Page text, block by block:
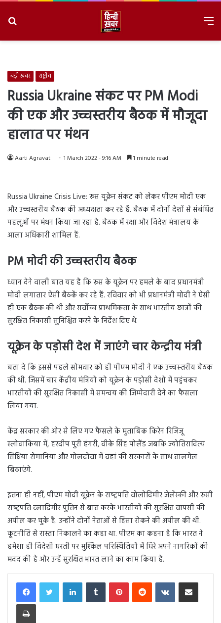
बड़ी ख़बर राष्ट्रीय
Russia Ukraine संकट पर PM Modi
की एक और उच्चस्तरीय बैठक में मौजूदा
हालात पर मंथन
Aarti Agravat 1 March 2022 - 9:16 AM 1 minute read
Russia Ukraine Crisis Live: रूस यूक्रेन संकट को लेकर पीएम मोदी एक
और उच्चस्तरीय बैठक की अध्यक्षता कर रहे हैं. बैठक में दोनों देशों से संबंधित
पहलूओं पर मंथन किया जा रहा है. बैठक में रक्षा और विदेश मंत्रालय के
आला अधिकारी शामिल हैं.
PM मोदी की उच्चस्तरीय बैठक
ध्यान देने वाली बात यह है कि रूस के यूक्रेन पर हमले के बाद प्रधानमंत्री
मोदी लगातार ऐसी बैठकें कर रहे हैं. रविवार को भी प्रधानमंत्री मोदी ने ऐसी
ही एक बैठक की थी और सर्वोच्च प्राथमिकता के साथ भारतीय छात्रों की
सुरक्षि‍त निकासी सुनिश्चित करने के निर्देश दिए थे.
यूक्रेन के पड़ोसी देश में जाएंगे चार केन्द्रीय मंत्री
बता दे कि इससे पहले सोमवार को ही पीएम मोदी ने एक उच्‍चस्‍तरीय बैठक
की थी. जिसमें चार केंद्रीय मंत्रियों को यूक्रेन के पड़ोसी देशों में पहुंचकर
भारतीयों की सुरक्षित निकासी में समन्वय की जिम्मेदारी देने का फैसला
लिया गया.
केंद्र सरकार की ओर से लिए गए फैसले के मुताबिक किरेन रिजिजू
स्लोवाकिया में, हरदीप पुरी हंगरी, वीके सिंह पोलैंड जबकि ज्योतिरादित्य
सिंधिया रोमानिया और मोलदोवा में वहां की सरकारों के साथ तालमेल
बिठाएंगे.
इतना ही नहीं, पीएम मोदी यूक्रेन के राष्‍ट्रपति वोलोदिमीर जेलेंस्की और रूसी
राष्‍ट्रपति व्‍लादिमीर पुतिन से बात करके भारतीयों की सुरक्ष‍ित वापसी की
अपील कर चुके हैं. उन्‍होंने दोनों नेताओं से हिंसा रोकने की अपील की थी.
कूटनीति से रास्ता निकालने का कहा था. पीएम का कहना है कि भारत ने
हमेशा ही विदेशी धरती पर मुश्किल परिस्थितियों में घिरे अपने नागरिकों की
मदद की है और उन्‍हें सुरक्ष‍ित भारत लाने का काम किया है.
LinkedInTumblr PinterestReddit VKontakteShare via Email
Print